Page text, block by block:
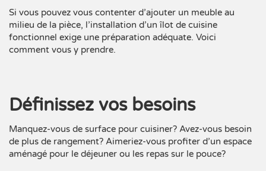
Si vous pouvez vous contenter d’ajouter un meuble au
milieu de la pièce, l’installation d’un îlot de cuisine
fonctionnel exige une préparation adéquate. Voici
comment vous y prendre.
Définissez vos besoins
Manquez-vous de surface pour cuisiner? Avez-vous besoin
de plus de rangement? Aimeriez-vous profiter d’un espace
aménagé pour le déjeuner ou les repas sur le pouce?